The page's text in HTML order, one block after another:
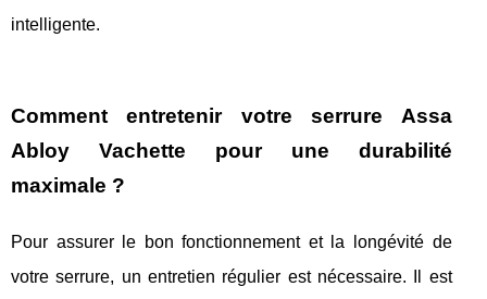
intelligente.
Comment entretenir votre serrure Assa
Abloy Vachette pour une durabilité
maximale ?
Pour assurer le bon fonctionnement et la longévité de
votre serrure, un entretien régulier est nécessaire. Il est